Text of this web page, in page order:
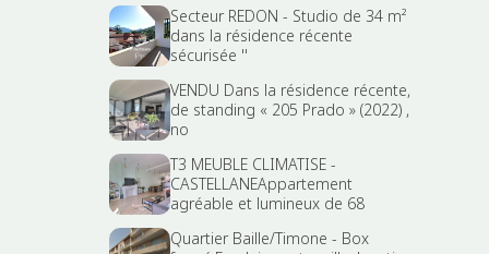
Secteur REDON - Studio de 34 m²
dans la résidence récente
sécurisée ''
VENDU Dans la résidence récente,
de standing « 205 Prado » (2022) ,
no
T3 MEUBLE CLIMATISE -
CASTELLANEAppartement
agréable et lumineux de 68
Quartier Baille/Timone - Box